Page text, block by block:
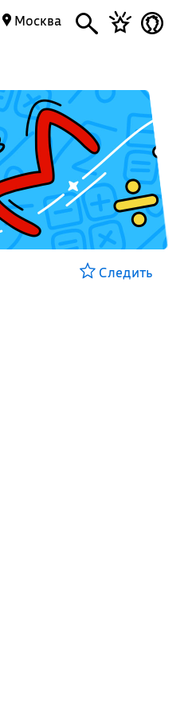
Москва
Следить